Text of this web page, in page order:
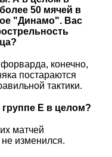
50 мячей в
"Динамо". Вас
конечно,
постараются
тактики.
Е в целом?
матчей
изменился.